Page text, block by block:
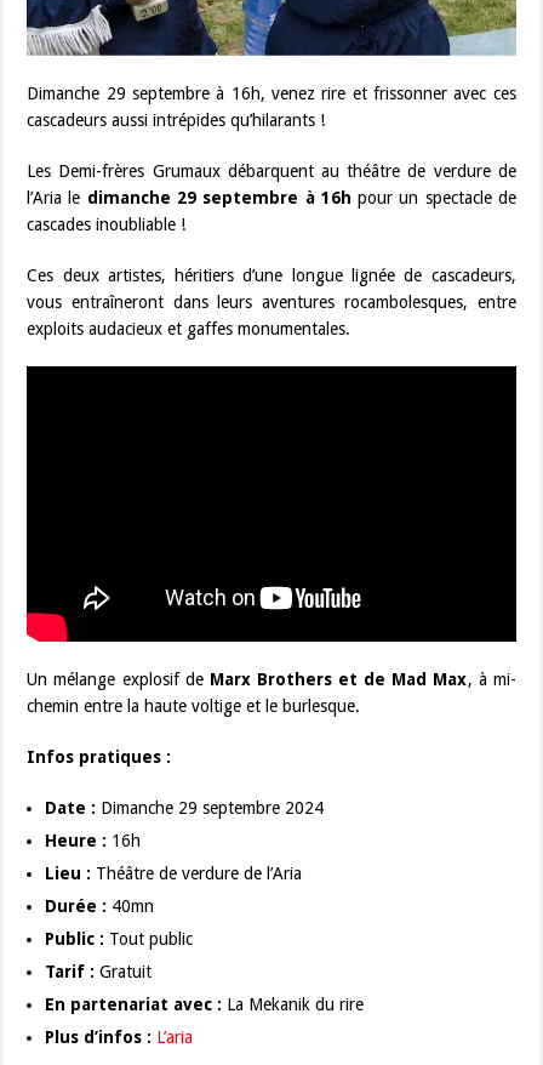
Dimanche 29 septembre à 16h, venez rire et frissonner avec ces
cascadeurs aussi intrépides qu’hilarants !
Les Demi-frères Grumaux débarquent au théâtre de verdure de
l’Aria le dimanche 29 septembre à 16h pour un spectacle de
cascades inoubliable !
Ces deux artistes, héritiers d’une longue lignée de cascadeurs,
vous entraîneront dans leurs aventures rocambolesques, entre
exploits audacieux et gaffes monumentales.
Un mélange explosif de Marx Brothers et de Mad Max, à mi-
chemin entre la haute voltige et le burlesque.
Infos pratiques :
Date : Dimanche 29 septembre 2024
Heure : 16h
Lieu : Théâtre de verdure de l’Aria
Durée : 40mn
Public : Tout public
Tarif : Gratuit
En partenariat avec : La Mekanik du rire
Plus d’infos : L’aria